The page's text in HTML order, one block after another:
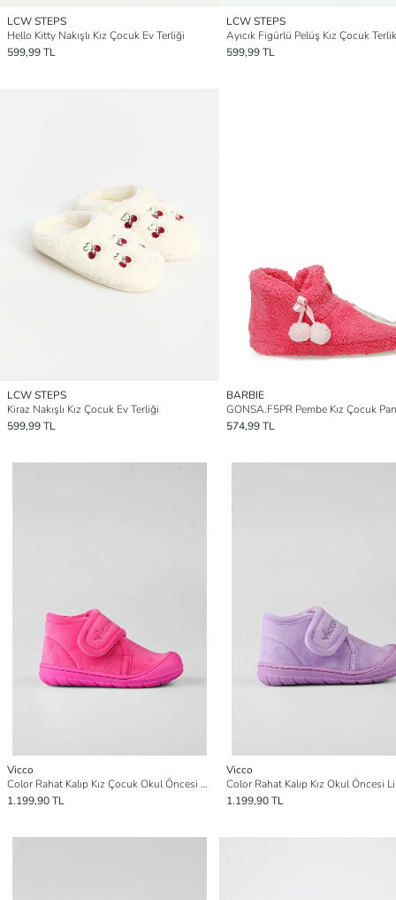
LCW STEPS
Hello Kitty Nakışlı Kız Çocuk Ev Terliği
599,99 TL
LCW STEPS
Ayıcık Figürlü Pelüş Kız Çocuk Terlik
599,99 TL
LCW STEPS
Kiraz Nakışlı Kız Çocuk Ev Terliği
599,99 TL
BARBIE
GONSA.F5PR Pembe Kız Çocuk
574,99 TL
Vicco
Color Rahat Kalıp Kız Çocuk Okul Öncesi Fuşya Ev Ayakkabısı
1.199,90 TL
Vicco
1.199,90 TL